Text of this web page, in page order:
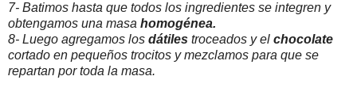
7- Batimos hasta que todos los ingredientes se integren y
obtengamos una masa homogénea.
8- Luego agregamos los dátiles troceados y el chocolate
cortado en pequeños trocitos y mezclamos para que se
repartan por toda la masa.